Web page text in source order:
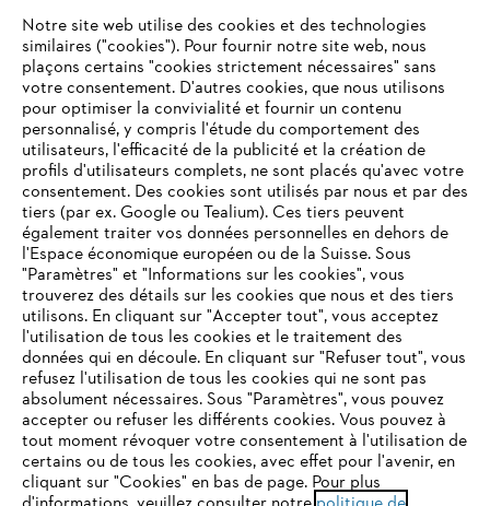
L'Entreprise
Questions fréquentes
Service
Politique de protection des données
Mentions légales Cookies
Informations juridiques
STIHL VERTRIEBS AG, 8617 Mönchaltorf
VOTRE NAVIGATEUR INTERNET
N'EST PLUS PRIS EN CHARGE
Vous utilisez un navigateur Internet que nous ne prenons plus
en charge, et certaines fonctionnalités de notre site ne
peuvent fonctionner correctement. Pour une utilisation
optimale de notre site, nous vous recommandons de passer à
l'un des navigateurs suivants :
Notre site web utilise des cookies et des technologies
similaires ("cookies"). Pour fournir notre site web, nous
plaçons certains "cookies strictement nécessaires" sans
votre consentement. D'autres cookies, que nous utilisons
pour optimiser la convivialité et fournir un contenu
personnalisé, y compris l'étude du comportement des
utilisateurs, l'efficacité de la publicité et la création de
profils d'utilisateurs complets, ne sont placés qu'avec votre
consentement. Des cookies sont utilisés par nous et par des
tiers (par ex. Google ou Tealium). Ces tiers peuvent
également traiter vos données personnelles en dehors de
l'Espace économique européen ou de la Suisse. Sous
"Paramètres" et "Informations sur les cookies", vous
trouverez des détails sur les cookies que nous et des tiers
utilisons. En cliquant sur "Accepter tout", vous acceptez
l'utilisation de tous les cookies et le traitement des
données qui en découle. En cliquant sur "Refuser tout", vous
refusez l'utilisation de tous les cookies qui ne sont pas
absolument nécessaires. Sous "Paramètres", vous pouvez
accepter ou refuser les différents cookies. Vous pouvez à
tout moment révoquer votre consentement à l'utilisation de
certains ou de tous les cookies, avec effet pour l'avenir, en
cliquant sur "Cookies" en bas de page. Pour plus